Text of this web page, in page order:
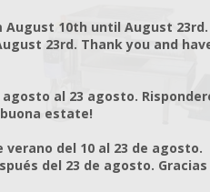
10th until August
23rd. Thank you and
al 23 agosto.
estate!
del 10 al 23 de agosto.
del 23 de agosto.